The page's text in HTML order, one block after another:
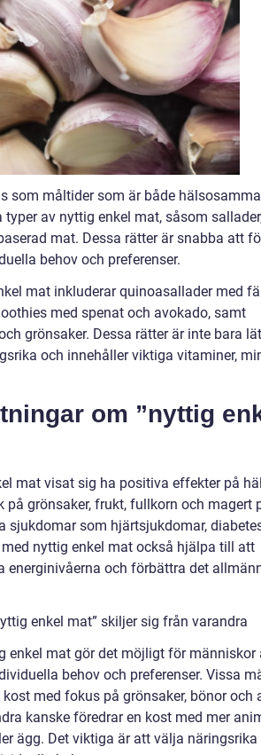
som måltider som är både
av nyttig enkel mat, såsom
mat. Dessa rätter är snabba att
behov och preferenser.
mat inkluderar quinoasallader med
med spenat och avokado, samt
grönsaker. Dessa rätter är inte bara
och innehåller viktiga vitaminer,
om ”nyttig
mat visat sig ha positiva effekter på
på grönsaker, frukt, fullkorn och magert
sjukdomar som hjärtsjukdomar,
nyttig enkel mat också hjälpa till att
energinivåerna och förbättra det
enkel mat” skiljer sig från varandra
enkel mat gör det möjligt för människor
behov och preferenser. Vissa
med fokus på grönsaker, bönor och
kanske föredrar en kost med mer
ägg. Det viktiga är att välja näringsrika